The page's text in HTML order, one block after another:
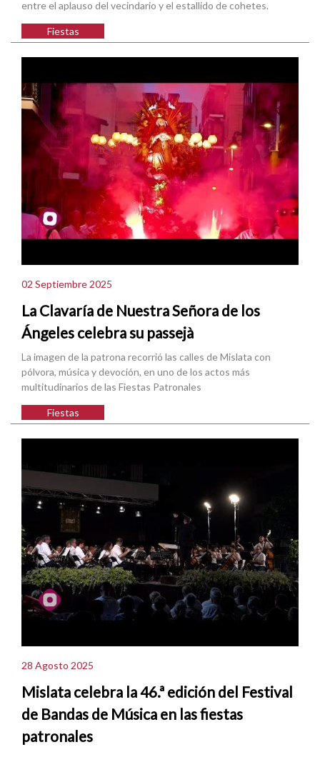
entre el aplauso del vecindario y el estallido de cohetes.
Fiestas
02 Septiembre 2025
La Clavaría de Nuestra Señora de los
Ángeles celebra su passejà
La imagen de la patrona recorrió las calles de Mislata con
pólvora, música y devoción, en uno de los actos más
multitudinarios de las Fiestas Patronales
Fiestas
28 Agosto 2025
Mislata celebra la 46.ª edición del Festival
de Bandas de Música en las fiestas
patronales